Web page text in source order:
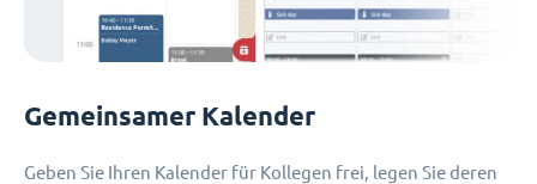
Gemeinsamer Kalender
Geben Sie Ihren Kalender für Kollegen frei, legen Sie deren